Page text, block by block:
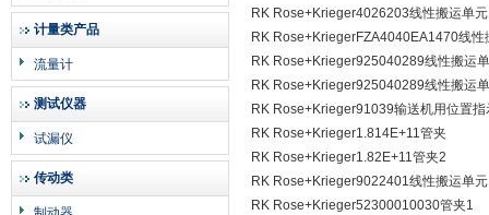
计量类产品
流量计
测试仪器
试漏仪
传动类
RK Rose+Krieger4026203线性搬运单
RK Rose+KriegerFZA4040EA1470线性
RK Rose+Krieger925040289线性搬运
RK Rose+Krieger925040289线性搬运
RK Rose+Krieger91039输送机用位置指
RK Rose+Krieger1.814E+11管夹
RK Rose+Krieger1.82E+11管夹2
RK Rose+Krieger9022401线性搬运单
RK Rose+Krieger52300010030管夹1